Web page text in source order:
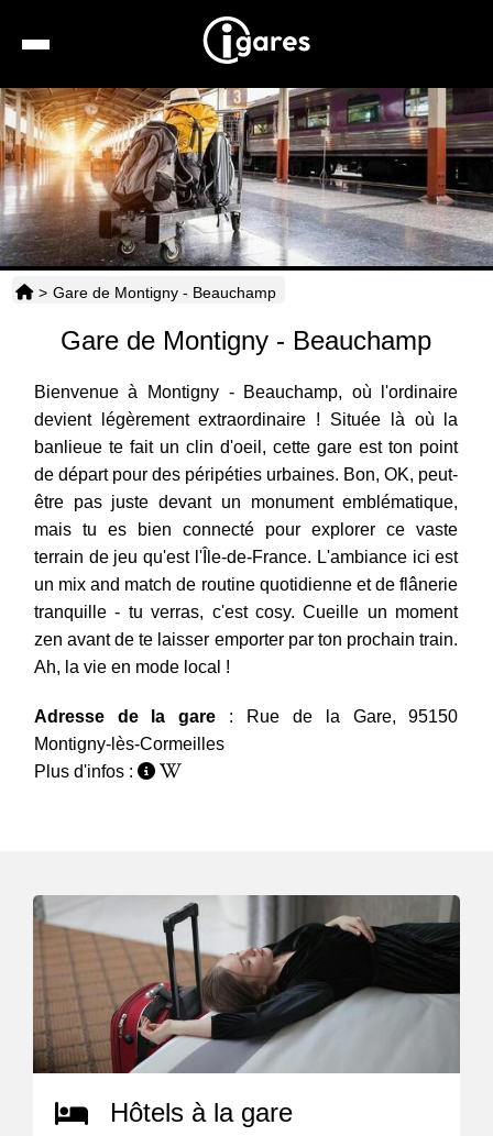
Recherche
Location de voiture
Hôtels
Taxis
Transports
Horaires
> Gare de Montigny - Beauchamp
Gare de Montigny - Beauchamp
Bienvenue à Montigny - Beauchamp, où l'ordinaire
devient légèrement extraordinaire ! Située là où la
banlieue te fait un clin d'oeil, cette gare est ton point
de départ pour des péripéties urbaines. Bon, OK, peut-
être pas juste devant un monument emblématique,
mais tu es bien connecté pour explorer ce vaste
terrain de jeu qu'est l'Île-de-France. L'ambiance ici est
un mix and match de routine quotidienne et de flânerie
tranquille - tu verras, c'est cosy. Cueille un moment
zen avant de te laisser emporter par ton prochain train.
Ah, la vie en mode local !
Adresse de la gare : Rue de la Gare, 95150
Montigny-lès-Cormeilles
Plus d'infos :
Hôtels à la gare